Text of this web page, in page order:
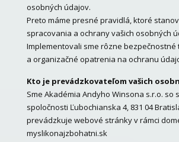
osobných údajov.
Preto máme presné pravidlá, ktoré
spracovania a ochrany vašich osobných
Implementovali sme rôzne bezpečnostné
a organizačné opatrenia na ochranu
Kto je prevádzkovateľom vašich
Sme Akadémia Andyho Winsona s.r.o. so
spoločnosti Ľubochianska 4, 831 04
prevádzkuje webové stránky v rámci
myslikonajzbohatni.sk